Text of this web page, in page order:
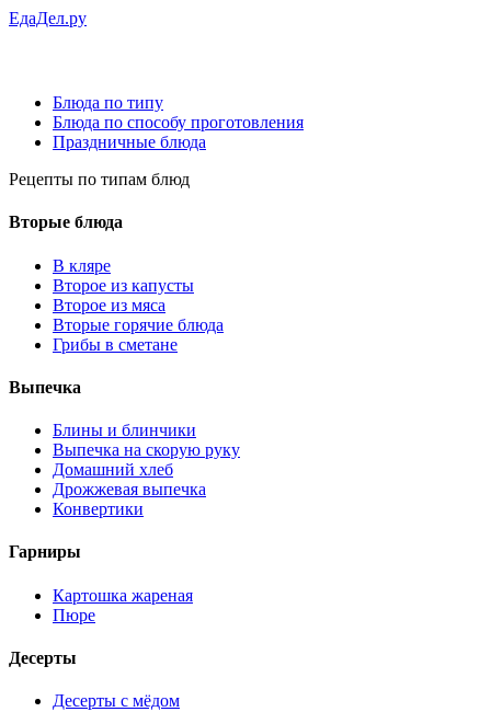
ЕдаДел.ру
Блюда по типу
Блюда по способу проготовления
Праздничные блюда
Рецепты по типам блюд
Вторые блюда
В кляре
Второе из капусты
Второе из мяса
Вторые горячие блюда
Грибы в сметане
Выпечка
Блины и блинчики
Выпечка на скорую руку
Домашний хлеб
Дрожжевая выпечка
Конвертики
Гарниры
Картошка жареная
Пюре
Десерты
Десерты с мёдом